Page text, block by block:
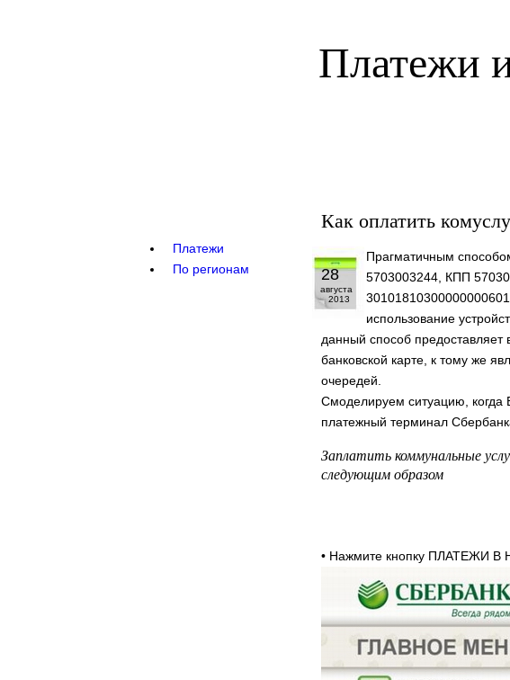
Платежи
Платежи
По регионам
Как оплатить
28
августа
2013
Прагматичным
5703003244, КПП
использование
данный способ предоставляет
банковской карте, к тому же
очередей.
Смоделируем ситуацию,
платежный терминал
Заплатить коммунальные
следующим образом
• Нажмите кнопку ПЛАТЕЖИ